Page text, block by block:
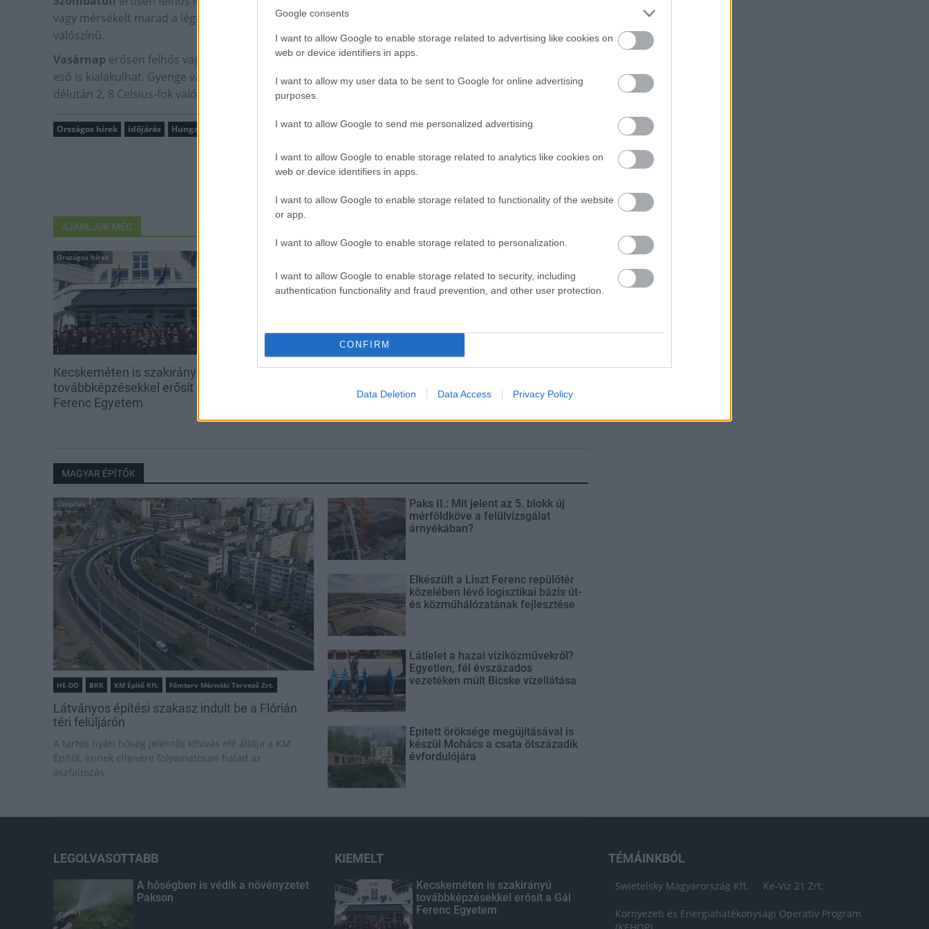
Google consents
I want to allow Google to enable storage related to advertising like cookies on
web or device identifiers in apps.
I want to allow my user data to be sent to Google for online advertising
purposes.
I want to allow Google to send me personalized advertising.
I want to allow Google to enable storage related to analytics like cookies on
web or device identifiers in apps.
I want to allow Google to enable storage related to functionality of the website
or app.
I want to allow Google to enable storage related to personalization.
I want to allow Google to enable storage related to security, including
authentication functionality and fraud prevention, and other user protection.
CONFIRM
Data Deletion Data Access Privacy Policy
vagy mérsékelt marad a légmozgás. Szombat hajnalban mínusz 7, plusz 2, délután 3, 8 Celsius-fok
valószínű.
Vasárnap erősen felhős vagy borult idő valószínű, kisebb eső több helyen is lehet, helyenként havas
eső is kialakulhat. Gyenge vagy mérsékelt marad a légmozgás. Vasárnap hajnalban mínusz 1, plusz 4,
délután 2, 8 Celsius-fok valószínű.
Országos hírek időjárás HungaroMet Zrt.
AJÁNLJUK MÉG
Országos hírek
Kecskeméten is szakirányú
továbbképzésekkel erősít a Gál
Ferenc Egyetem
A lakosságra is fontos szerep
Itt az ÉVOSZ megoldása a
hőhullámok és az energiakrízis
kezelésére
MAGYAR ÉPÍTŐK
Útépítés
HE-DO BKK KM Építő Kft. Főmterv Mérnöki Tervező Zrt.
Látványos építési szakasz indult be a Flórián
téri felüljárón
A tartós nyári hőség jelentős kihívás elé állítja a KM
Építőt, ennek ellenére folyamatosan halad az
aszfaltozás.
Paks II.: Mit jelent az 5. blokk új
mérföldköve a felülvizsgálat
árnyékában?
Elkészült a Liszt Ferenc repülőtér
közelében lévő logisztikai bázis út-
és közműhálózatának fejlesztése
Látlelet a hazai víziközművekről?
Egyetlen, fél évszázados
vezetéken múlt Bicske vízellátása
Épített öröksége megújításával is
készül Mohács a csata ötszázadik
évfordulójára
LEGOLVASOTTABB
A hőségben is védik a növényzetet
Pakson
KIEMELT
Kecskeméten is szakirányú
továbbképzésekkel erősít a Gál
Ferenc Egyetem
TÉMÁINKBÓL
Swietelsky Magyarország Kft. Ke-Víz 21 Zrt.
Környezeti és Energiahatékonysági Operatív Program